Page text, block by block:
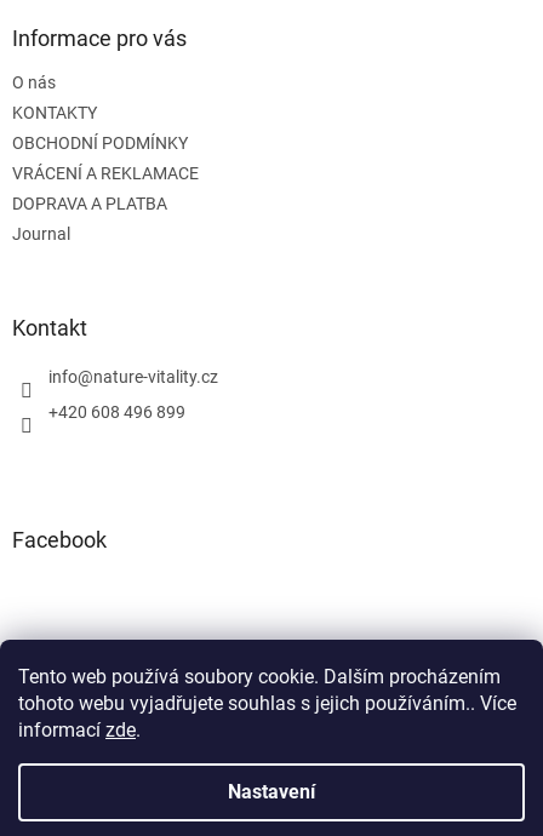
Tento web používá soubory cookie. Dalším procházením
tohoto webu vyjadřujete souhlas s jejich používáním.. Více
informací zde.
Nastavení
Informace pro vás
O nás
KONTAKTY
OBCHODNÍ PODMÍNKY
VRÁCENÍ A REKLAMACE
DOPRAVA A PLATBA
Journal
Kontakt
info@nature-vitality.cz
+420 608 496 899
Facebook
Instagram Facebook
Vytvořil Shoptet